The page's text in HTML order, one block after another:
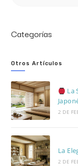
Categorías
Otros Artículos
La
2 DE
La
2 DE